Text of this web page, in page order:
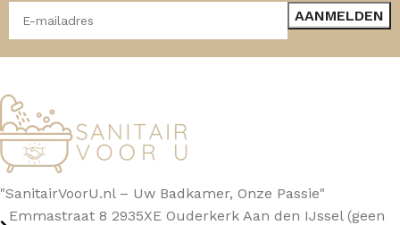
"SanitairVoorU.nl – Uw Badkamer, Onze Passie"
Emmastraat 8 2935XE Ouderkerk Aan den IJssel (geen